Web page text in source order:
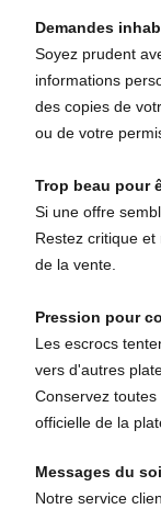
Demandes
Soyez prudent
informations
des copies de
ou de votre
Trop beau pour
Si une offre
Restez critique
de la vente.
Pression pour
Les escrocs
vers d'autres
Conservez
officielle de la
Messages du
Notre service